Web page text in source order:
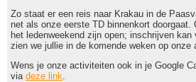
Zo staat er een reis naar Krakau in de
net als onze eerste TD binnenkort doorgaat.
het ledenweekend zijn open; inschrijven kan
zien we jullie in de komende weken op onze
Wens je onze activiteiten ook in je Google
via deze link.